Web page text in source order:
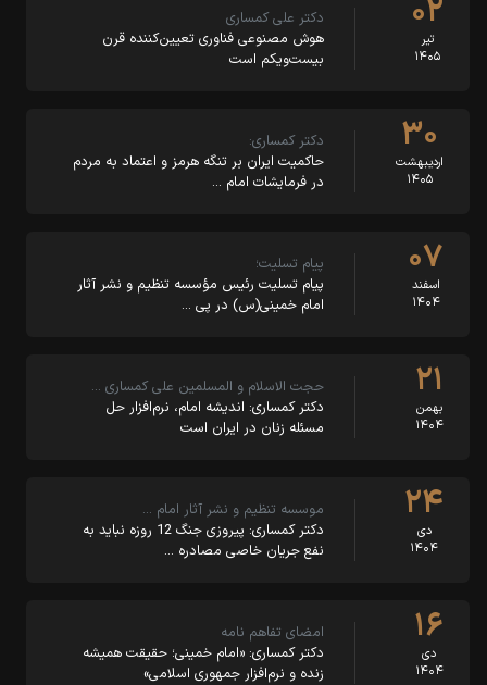
۰۲
تیر
۱۴۰۵
دکتر علی کمساری
هوش مصنوعی فناوری تعیین‌کننده قرن
بیست‌ویکم است
۳۰
اردیبهشت
۱۴۰۵
دکتر کمساری:
حاکمیت ایران بر تنگه هرمز و اعتماد به مردم
در فرمایشات امام …
۰۷
اسفند
۱۴۰۴
پیام تسلیت؛
پیام تسلیت رئیس مؤسسه تنظیم و نشر آثار
امام خمینی(س) در پی …
۲۱
بهمن
۱۴۰۴
حجت الاسلام و المسلمین علی کمساری …
دکتر کمساری: اندیشه امام، نرم‌افزار حل
مسئله زنان در ایران است
۲۴
دی
۱۴۰۴
موسسه تنظیم و نشر آثار امام …
دکتر کمساری: پیروزی جنگ 12 روزه نباید به
نفع جریان خاصی مصادره …
۱۶
دی
۱۴۰۴
امضای تفاهم نامه
دکتر کمساری: «امام خمینی؛ حقیقت همیشه
زنده و نرم‌افزار جمهوری اسلامی»